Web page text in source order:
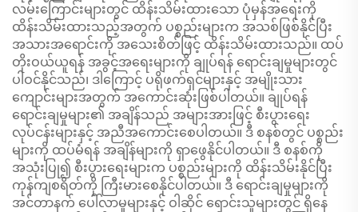
လမ်းကြောင်းများတွင် ထိန်းသိမ်းထားသော ပုံမှန်အရေးကို
ထိန်းသိမ်းထားသည့်အတွက် ပစ္စည်းများက အသစ်ဖြစ်နိုင်ပြီး
အသားအရောင်းကို အသေးစိတ်ဖြင့် ထိန်းသိမ်းထားသည်။ ထပ်
တိုးဝယ်ယူရန် အခွင့်အရေးများကို ချုပ်ရန် ရောင်းချမှုများတွင်
ပါဝင်နိုင်သည်၊ ဒါကြောင့် ပရိုဖက်ရှင်များနှင့် အမျိုးသား
ကျောင်းများအတွက် အကောင်းဆုံးဖြစ်ပါတယ်။ ချုပ်ရန်
ရောင်းချမှုများ၏ အချိန်သည် အများအားဖြင့် စီးပွားရေး
လုပ်ငန်းများနှင့် အညီအကောင်းစေပါတယ်။ ဒီ စနစ်တွင် ပစ္စည်း
များကို ထပ်မံရန် အချိန်များကို ရှာဖွေနိုင်ပါတယ်။ ဒီ စနစ်ကို
အသုံးပြု၍ စီးပွားရေးများက ပစ္စည်းများကို ထိန်းသိမ်းနိုင်ပြီး
ကုန်ကျစရိတ်ကို ကြီးမားစေနိုင်ပါတယ်။ ဒီ ရောင်းချမှုများကို
အင်တာနက် ပေါ်လာမှုများနှင့် ဝါဆိုင် ရောင်းသူများတွင် ရှိနေ